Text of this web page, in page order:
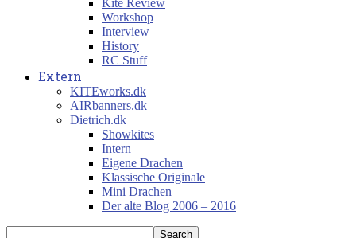
Kite Review
Workshop
Interview
History
RC Stuff
Extern
KITEworks.dk
AIRbanners.dk
Dietrich.dk
Showkites
Intern
Eigene Drachen
Klassische Originale
Mini Drachen
Der alte Blog 2006 – 2016